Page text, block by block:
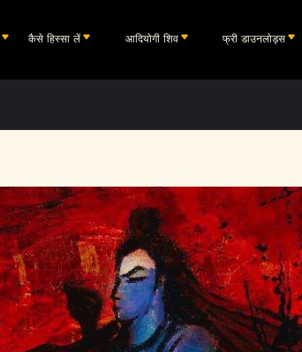
कैसे हिस्सा लें आदियोगी शिव फ्री डाउनलोड्स